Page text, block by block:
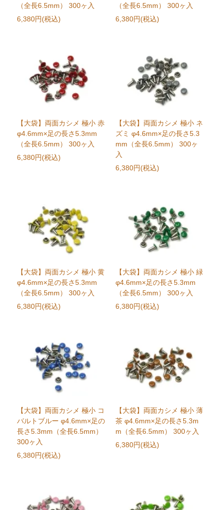
（全長6.5mm） 300ヶ入
6,380円(税込)
（全長6.5mm） 300ヶ入
6,380円(税込)
【大袋】両面カシメ 極小 赤
φ4.6mm×足の長さ5.3mm
（全長6.5mm） 300ヶ入
6,380円(税込)
【大袋】両面カシメ 極小 ネ
ズミ φ4.6mm×足の長さ5.3
mm（全長6.5mm） 300ヶ
入
6,380円(税込)
【大袋】両面カシメ 極小 黄
φ4.6mm×足の長さ5.3mm
（全長6.5mm） 300ヶ入
6,380円(税込)
【大袋】両面カシメ 極小 緑
φ4.6mm×足の長さ5.3mm
（全長6.5mm） 300ヶ入
6,380円(税込)
【大袋】両面カシメ 極小 コ
バルトブルー φ4.6mm×足の
長さ5.3mm（全長6.5mm）
300ヶ入
6,380円(税込)
【大袋】両面カシメ 極小 薄
茶 φ4.6mm×足の長さ5.3m
m（全長6.5mm） 300ヶ入
6,380円(税込)